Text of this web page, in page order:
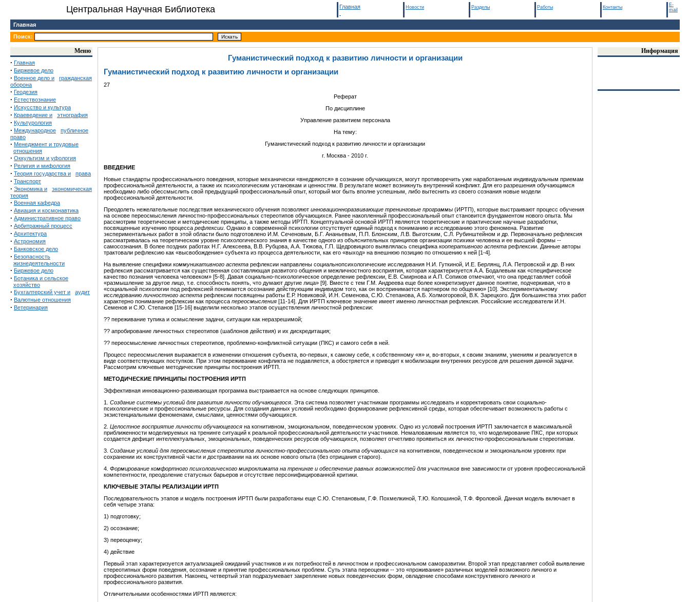
Центральная Научная Библиотека Главная Новости Разделы Работы Контакты
E-
mail
Главная
Поиск:
Меню
· Главная
· Биржевое дело
· Военное дело и
гражданская
оборона
· Геодезия
· Естествознание
· Искусство и культура
· Краеведение и этнография
· Культурология
· Международное
публичное
право
· Менеджмент и трудовые
отношения
· Оккультизм и уфология
· Религия и мифология
· Теория государства и права
· Транспорт
· Экономика и
экономическая
теория
· Военная кафедра
· Авиация и космонавтика
· Административное право
· Арбитражный процесс
· Архитектура
· Астрономия
· Банковское дело
· Безопасность
жизнедеятельности
· Биржевое дело
· Ботаника и сельское
хозяйство
· Бухгалтерский учет и аудит
· Валютные отношения
· Ветеринария
Гуманистический подход к развитию личности и организации
Гуманистический подход к развитию личности и организации
27
Реферат
По дисциплине
Управление развитием персонала
На тему:
Гуманистический подход к развитию личности и организации
г. Москва - 2010 г.
ВВЕДЕНИЕ
Новые стандарты профессионального поведения, которые механически «внедряются» в сознание обучающихся, могут противоречить уже наработанным индивидуальным приемам
профессиональной деятельности, а также их психологическим установкам и ценностям. В результате может возникнуть внутренний конфликт. Для его разрешения обучающимся
необходимо либо обессмыслить свой предыдущий профессиональный опыт, который мог быть вполне успешным, либо вытеснить из своего сознания новые модели
профессиональной деятельности.
Преодолеть нежелательные последствия механического обучения позволяют инновационноразвивающие тренинговые программы (ИРТП), которые выстраивают процесс обучения
на основе переосмысления личностно-профессиональных стереотипов обучающихся. Ранее накопленный профессиональный опыт становится фундаментом нового опыта. Мы
рассмотрим теоретические и методические принципы, а также методы ИРТП. Концептуальной основой ИРТП являются теоретические и практические научные разработки,
посвященные изучению процесса рефлексии . Однако в современной психологии отсутствует единый подход к пониманию и исследованию этого феномена. Развитие
экспериментальных работ в этой области было подготовлено И.М. Сеченовым, Б.Г. Ананьевым, П.П. Блонским, Л.В. Выготским, С.Л. Рубинштейном и др. Первоначально рефлексия
рассматривалась на теоретическом уровне психологического знания в качестве одного из объяснительных принципов организации психики человека и ее высшей формы --
самосознания. В более поздних работах Н.Г. Алексеева, В.В. Рубцова, А.А. Тюкова, Г.П. Щедровицкого выявлялась специфика кооперативного аспекта рефлексии. Данные авторы
трактовали рефлексию как «высвобождение» субъекта из процесса деятельности, как его «выход» на внешнюю позицию по отношению к ней [1-4].
На выявление специфики коммуникативного аспекта рефлексии направлены социальнопсихологические исследования Н.И. Гуткиной, И.Е. Берлянц, Л.А. Петровской и др. В них
рефлексия рассматривается как существенная составляющая развитого общения и межличностного восприятия, которая характеризуется А.А. Бодалевым как «специфическое
качество познания человека человеком» [5-8]. Давая социально-психологическое определение рефлексии, Е.В. Смирнова и А.П. Сопиков отмечают, что она представляет собой
«размышление за другое лицо, т.е. способность понять, что думают другие лица» [9]. Вместе с тем Г.М. Андреева еще более конкретизирует данное понятие, подчеркивая, что в
«социальной психологии под рефлексией понимается осознание действующим индивидом того, как он воспринимается партнером по общению» [10]. Экспериментальному
исследованию личностного аспекта рефлексии посвящены работы Е.Р. Новиковой, И.Н. Семенова, С.Ю. Степанова, А.Б. Холмогоровой, В.К. Зарецкого. Для большинства этих работ
характерно понимание рефлексии как процесса переосмысления [11-14]. Для ИРТП ключевое значение имеет именно личностная рефлексия. Российские исследователи И.Н.
Семенов и С.Ю. Степанов [15-16] выделили несколько этапов осуществления личностной рефлексии:
?? переживание тупика и осмысление задачи, ситуации как неразрешимой;
?? апробирование личностных стереотипов (шаблонов действия) и их дискредитация;
?? переосмысление личностных стереотипов, проблемно-конфликтной ситуации (ПКС) и самого себя в ней.
Процесс переосмысления выражается в изменении отношения субъекта, во-первых, к самому себе, к собственному «я» и, во-вторых, к своим знаниям, умениям и реализуется в
виде соответствующих поступков. При этом переживание конфликта не подавляется, а обостряется и приводит к мобилизации внутренних ресурсов для решения данной задачи.
Рассмотрим ключевые методические принципы построения ИРТП.
МЕТОДИЧЕСКИЕ ПРИНЦИПЫ ПОСТРОЕНИЯ ИРТП
Эффективная инновационно-развивающая программа выстраивается на основе следующих принципов.
1. Создание системы условий для развития личности обучающегося . Эта система позволяет участникам программы исследовать и корректировать свои социально-
психологические и профессиональные ресурсы. Для создания данных условий необходимо формирование рефлексивной среды, которая обеспечивает возможность работы с
экзистенциальными феноменами, смыслами, ценностями обучающихся.
2. Целостное восприятие личности обучающегося на когнитивном, эмоциональном, поведенческом уровнях. Одно из условий построения ИРТП заключается в максимальной
приближенности моделируемых на тренинге ситуаций к реальной профессиональной деятельности участников. Немаловажным является то, что моделирование ПКС, при которых
создается дефицит интеллектуальных, эмоциональных, поведенческих ресурсов обучающихся, позволяет отчетливо проявиться их личностно-профессиональным стереотипам.
3. Создание условий для переосмысления стереотипов личностно-профессионального опыта обучающихся на когнитивном, поведенческом и эмоциональном уровнях при
сохранении их конструктивной части и достраивании на их основе нового опыта (без отрицания старого).
4. Формирование комфортного психологического микроклимата на тренинге и обеспечение равных возможностей для участников вне зависимости от уровня профессиональной
компетентности, преодоление статусных барьеров и отсутствие персонифицированной критики.
КЛЮЧЕВЫЕ ЭТАПЫ РЕАЛИЗАЦИИ ИРТП
Последовательность этапов и модель построения ИРТП были разработаны еще С.Ю. Степановым, Г.Ф. Похмелкиной, Т.Ю. Колошиной, Т.Ф. Фроловой. Данная модель включает в
себя четыре этапа:
1) подготовку;
2) осознание;
3) переоценку;
4) действие
Первый этап характеризуется актуализацией ожиданий участников и их потребностей в личностном и профессиональном саморазвитии. Второй этап представляет собой выявление
стереотипных форм поведения, осознание и принятие профессиональных проблем. Суть этапа переоценки -- это «проживание» различных моделей возможного личного и
профессионального развития. Наконец, четвертый этап подразумевает закрепление новых поведенческих форм, овладение способами конструктивного личного и
профессионального развития.
Отличительными особенностями ИРТП являются:
Информация